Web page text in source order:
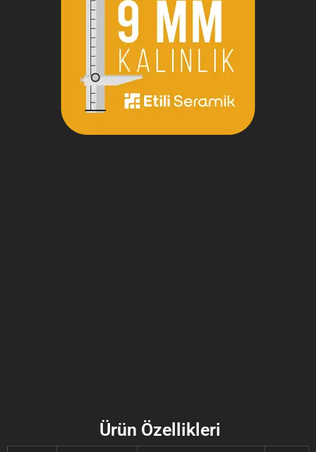
Ürün Özellikleri